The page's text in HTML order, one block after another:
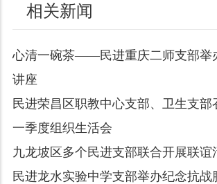
相关新闻
心清一碗茶——民进重庆二师支部举
讲座
民进荣昌区职教中心支部、卫生支部
一季度组织生活会
九龙坡区多个民进支部联合开展联谊
民进龙水实验中学支部举办纪念抗战